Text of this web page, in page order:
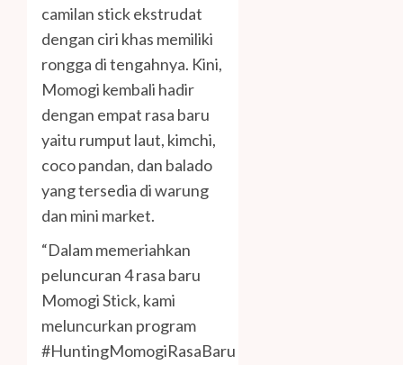
camilan stick ekstrudat
dengan ciri khas memiliki
rongga di tengahnya. Kini,
Momogi kembali hadir
dengan empat rasa baru
yaitu rumput laut, kimchi,
coco pandan, dan balado
yang tersedia di warung
dan mini market.
“Dalam memeriahkan
peluncuran 4 rasa baru
Momogi Stick, kami
meluncurkan program
#HuntingMomogiRasaBaru